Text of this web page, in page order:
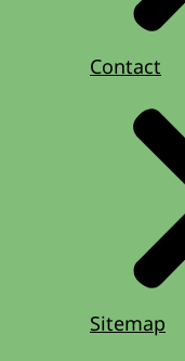
Contact
Sitemap